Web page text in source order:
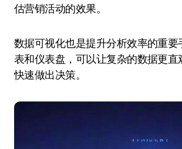
估营销活动的效果。
数据可视化也是提升分析效率的重要
表和仪表盘，可以让复杂的数据更直
快速做出决策。